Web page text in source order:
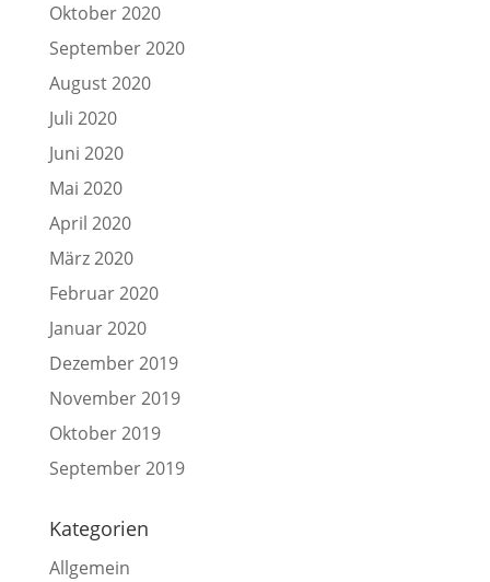
Oktober 2020
September 2020
August 2020
Juli 2020
Juni 2020
Mai 2020
April 2020
März 2020
Februar 2020
Januar 2020
Dezember 2019
November 2019
Oktober 2019
September 2019
Kategorien
Allgemein